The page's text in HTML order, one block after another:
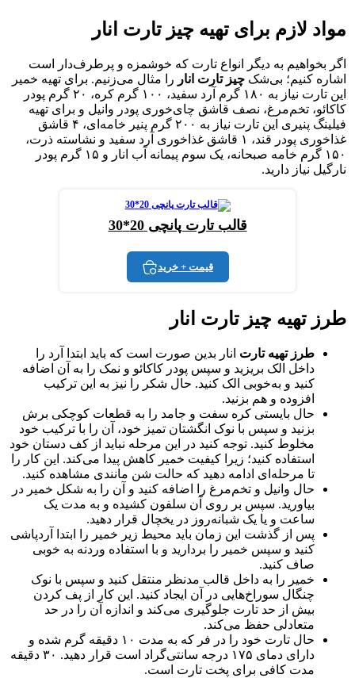
مواد لازم برای تهیه چیز تارت انار
اگر بخواهیم به دیگر انواع تارت که خوشمزه و پرطرف‌دار است
اشاره کنیم؛ بی‌شک چیز تارت انار را مثال می‌زنیم. برای تهیه خمیر
این تارت نیاز به ۱۸۰ گرم آرد سفید، ۱۰۰ گرم کره، ۲۰ گرم پودر
کاکائو، تخم‌مرغ، نصف قاشق چای‌خوری پودر وانیل و برای تهیه
فیلینگ پنیری این تارت نیاز به ۲۰۰ گرم پنیر خامه‌ای، ۴ قاشق
غذاخوری پودر قند، ۱ قاشق غذاخوری آرد سفید و نشاسته ذرت،
۱۵۰ گرم خامه صبحانه، یک ‌سوم پیمانه آب انار و ۱۵ گرم پودر
نارگیل نیاز دارید.
قالب تارت پانچی 20*30
قیمت + خرید
طرز تهیه چیز تارت انار
طرز تهیه تارت انار بدین صورت است که باید ابتدا آرد را
داخل الک بریزید و سپس پودر کاکائو و نمک را به آن اضافه
کنید و به‌خوبی الک کنید. حال شکر را نیز به این ترکیب
افزوده و هم بزنید.
حال بایستی کره سفت و جامد را به قطعات کوچکی برش
بزنید و سپس با نوک انگشتان تمیز خود، آن را با ترکیب خود
مخلوط کنید‌. توجه کنید در این مرحله نباید از کف دستان خود
استفاده کنید؛ زیرا کیفیت خمیر کاهش پیدا می‌کند. این کار را
تا مرحله‌ای ادامه دهید که حالت شن مانندی مشاهده کنید.
حال وانیل و تخم‌مرغ را اضافه کنید و آن را به شکل خمیر در
بیاورید. سپس بر روی آن سلفون کشیده و به مدت یک
ساعت و یا یک شبانه‌روز در یخچال قرار دهید.
پس از گذشت این زمان باید محیط زیر خمیر را ابتدا آردپاشی
کنید و سپس خمیر را بردارید و با استفاده وردنه به خوبی
صاف کنید.
خمیر را به داخل قالب مدنظر منتقل کنید و سپس با نوک
چنگال سوراخ‌هایی در آن ایجاد کنید. این کار از پف کردن
بیش از حد تارت جلوگیری می‌کند و اندازه آن را در حد
متعادلی حفظ می‌کند.
حال تارت خود را در فر که به مدت ۱۰ دقیقه گرم شده و
دارای دمای ۱۷۵ درجه سانتی‌گراد است قرار دهید. ۳۰ دقیقه
مدت کافی برای پخت تارت است.